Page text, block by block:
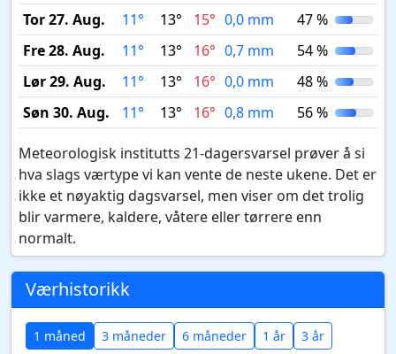
Tor 27. Aug.
11° 13° 15° 0,0 mm
47 %
Fre 28. Aug.
11° 13° 16° 0,7 mm
54 %
Lør 29. Aug.
11° 13° 16° 0,0 mm
48 %
Søn 30. Aug.
11° 13° 16° 0,8 mm 56 %
Meteorologisk institutts 21-dagersvarsel prøver å si
hva slags værtype vi kan vente de neste ukene. Det er
ikke et nøyaktig dagsvarsel, men viser om det trolig
blir varmere, kaldere, våtere eller tørrere enn
normalt.
Værhistorikk
1 måned 3 måneder 6 måneder 1 år 3 år